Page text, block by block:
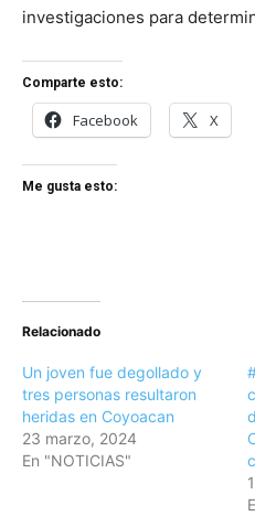
investigaciones para
Comparte esto:
Facebook X
Me gusta esto:
Relacionado
Un joven fue degollado y
tres personas resultaron
heridas en Coyoacan
23 marzo, 2024
En "NOTICIAS"